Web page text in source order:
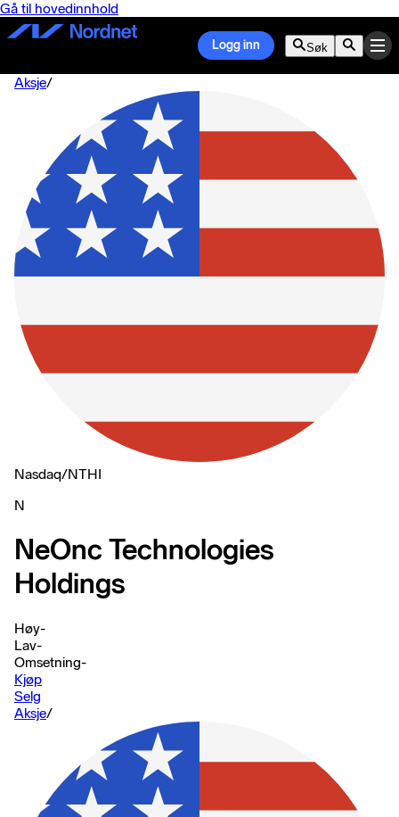
Gå til hovedinnhold
Logg inn Søk
Aksje/
Nasdaq/NTHI
N
NeOnc Technologies
Holdings
Høy-
Lav-
Omsetning-
Kjøp
Selg
Aksje/